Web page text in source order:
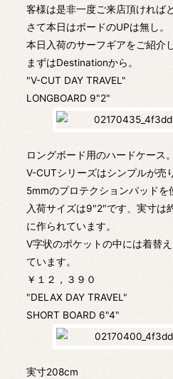
客様は是非一度ご来店頂ければ
さて本日はボードのUPは無し。
本日入荷のサーフギアをご紹介
まずはDestinationから。
"V-CUT DAY TRAVEL"
LONGBOARD 9"2"
ロングボード用のハードケース。
V-CUTシリーズはシンプルが売
5mmのプロテクションパッドを
入荷サイズは9"2"です、実寸は
に作られています。
V字状のポケットの中には着替
ています。
￥１２，３９０
"DELAX DAY TRAVEL"
SHORT BOARD 6"4"
実寸208cm